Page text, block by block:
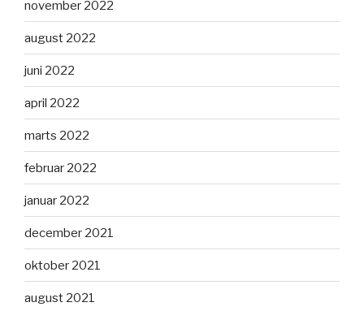
november 2022
august 2022
juni 2022
april 2022
marts 2022
februar 2022
januar 2022
december 2021
oktober 2021
august 2021